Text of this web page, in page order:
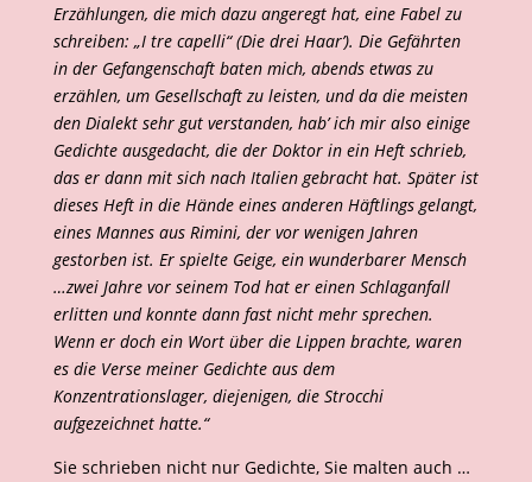
Erzählungen, die mich dazu angeregt hat, eine Fabel zu
schreiben: „I tre capelli“ (Die drei Haar’). Die Gefährten
in der Gefangenschaft baten mich, abends etwas zu
erzählen, um Gesellschaft zu leisten, und da die meisten
den Dialekt sehr gut verstanden, hab’ ich mir also einige
Gedichte ausgedacht, die der Doktor in ein Heft schrieb,
das er dann mit sich nach Italien gebracht hat. Später ist
dieses Heft in die Hände eines anderen Häftlings gelangt,
eines Mannes aus Rimini, der vor wenigen Jahren
gestorben ist. Er spielte Geige, ein wunderbarer Mensch
…zwei Jahre vor seinem Tod hat er einen Schlaganfall
erlitten und konnte dann fast nicht mehr sprechen.
Wenn er doch ein Wort über die Lippen brachte, waren
es die Verse meiner Gedichte aus dem
Konzentrationslager, diejenigen, die Strocchi
aufgezeichnet hatte.“
Sie schrieben nicht nur Gedichte, Sie malten auch …